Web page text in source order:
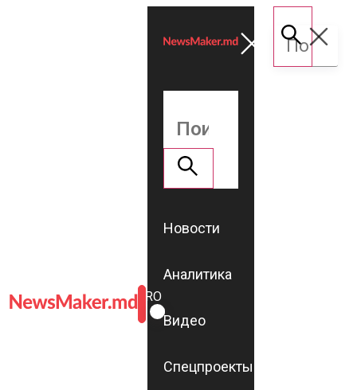
ROMÂNĂ
RU
Новости
Аналитика
Видео
Спецпроекты